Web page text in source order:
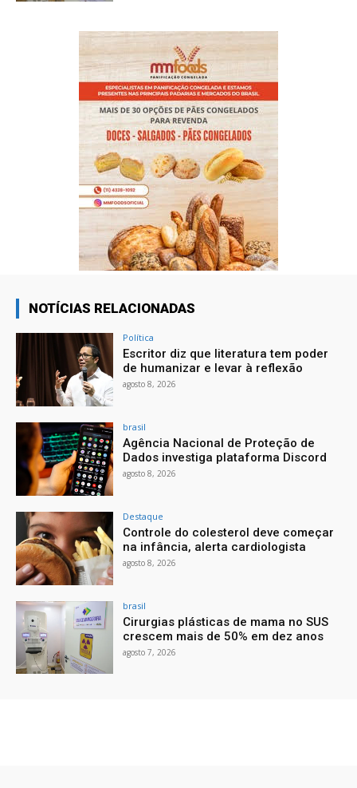
NOTÍCIAS RELACIONADAS
Política
Escritor diz que literatura tem poder
de humanizar e levar à reflexão
agosto 8, 2026
brasil
Agência Nacional de Proteção de
Dados investiga plataforma Discord
agosto 8, 2026
Destaque
Controle do colesterol deve começar
na infância, alerta cardiologista
agosto 8, 2026
brasil
Cirurgias plásticas de mama no SUS
crescem mais de 50% em dez anos
agosto 7, 2026